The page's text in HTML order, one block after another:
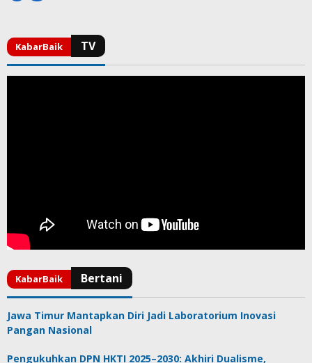
Jawa Timur Mantapkan Diri Jadi Laboratorium Inovasi
Pangan Nasional
Pengukuhkan DPN HKTI 2025–2030: Akhiri Dualisme,